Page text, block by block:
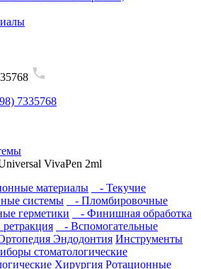
7335768
VivaPen 2ml
материалы
- Текучие
системы
- Пломбировочные
герметики
- Финишная обработка
- Вспомогательные
Эндодонтия Инструменты
стоматологические
Хирургия Ротационные